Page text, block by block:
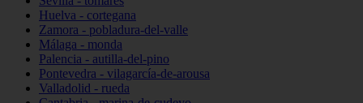
Huelva - cortegana
Zamora - pobladura-del-valle
Málaga - monda
Palencia - autilla-del-pino
Pontevedra - vilagarcía-de-arousa
Valladolid - rueda